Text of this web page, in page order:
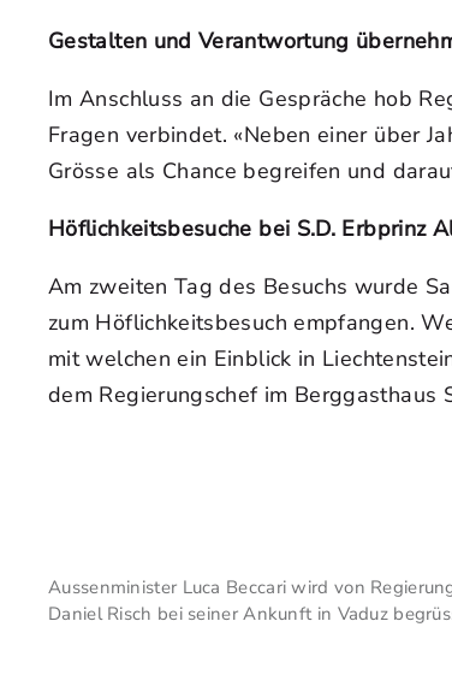
Gestalten und Verantwortung
Im Anschluss an die Gespräche hob
Fragen verbindet. «Neben einer über
Grösse als Chance begreifen und
Höflichkeitsbesuche bei S.D. Erbprinz
Am zweiten Tag des Besuchs wurde
zum Höflichkeitsbesuch empfangen.
mit welchen ein Einblick in
dem Regierungschef im Berggasthaus
Aussenminister Luca Beccari wird von
Daniel Risch bei seiner Ankunft in Vaduz